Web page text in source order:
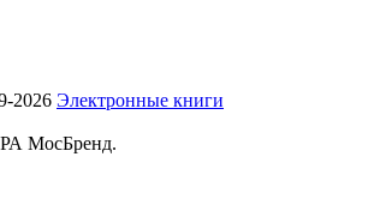
2026 Электронные книги
МосБренд.